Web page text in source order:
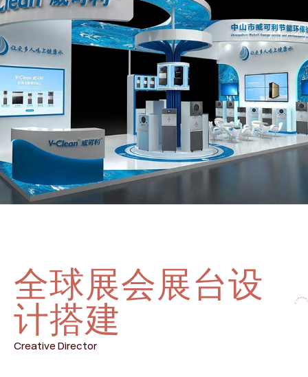
LET’S CREATE SOMETHING AWESOME
全球展会展台设
计搭建
Creative Director